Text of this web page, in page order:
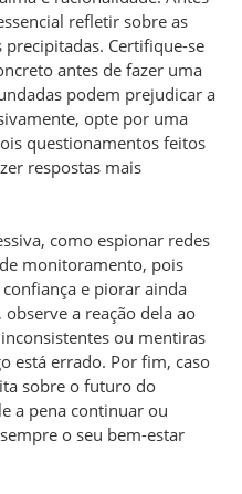
refletir sobre as
Certifique-se
antes de fazer uma
podem prejudicar a
opte por uma
questionamentos feitos
respostas mais
como espionar redes
monitoramento, pois
e piorar ainda
a reação dela ao
ou mentiras
está errado. Por fim, caso
sobre o futuro do
a pena continuar ou
o seu bem-estar